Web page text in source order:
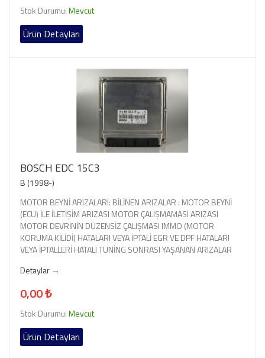
Stok Durumu:Mevcut
Ürün Detayları
BOSCH EDC 15C3
B (1998-)
MOTOR BEYNİ ARIZALARI: BİLİNEN ARIZALAR : MOTOR BEYNİ
(ECU) İLE İLETİŞİM ARIZASI MOTOR ÇALIŞMAMASI ARIZASI
MOTOR DEVRİNİN DÜZENSİZ ÇALIŞMASI IMMO (MOTOR
KORUMA KİLİDİ) HATALARI VEYA İPTALİ EGR VE DPF HATALARI
VEYA İPTALLERİ HATALI TUNİNG SONRASI YAŞANAN ARIZALAR
Detaylar →
0,00 ₺
Stok Durumu:Mevcut
Ürün Detayları